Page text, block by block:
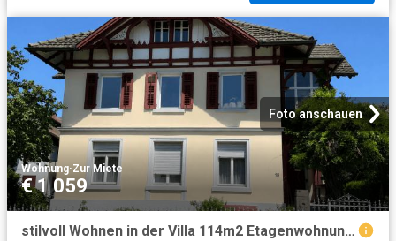
Foto anschauen
Wohnung·Zur Miete
€ 1 059
stilvoll Wohnen in der Villa 114m2 Etagenwohnung in Rankweil